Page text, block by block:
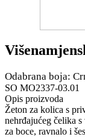
Odabrana boja:
SO MO2337-03.01
Opis proizvoda
Žeton za kolica s
nehrđajućeg čelika
za boce, ravnalo i